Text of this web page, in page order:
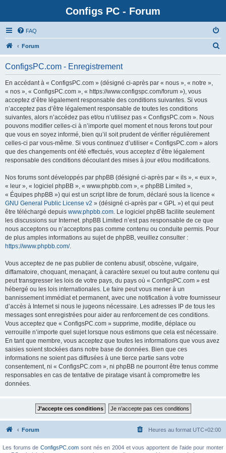
Configs PC - Forum
FAQ
Forum
ConfigsPC.com - Enregistrement
En accédant à « ConfigsPC.com » (désigné ci-après par « nous », « notre »,
« nos », « ConfigsPC.com », « https://www.configspc.com/forum »), vous
acceptez d’être légalement responsable des conditions suivantes. Si vous
n’acceptez pas d’être légalement responsable de toutes les conditions
suivantes, alors n’accédez pas et/ou n’utilisez pas « ConfigsPC.com ». Nous
pouvons modifier celles-ci à n’importe quel moment et nous ferons tout pour
que vous en soyez informé, bien qu’il soit prudent de vérifier régulièrement
celles-ci par vous-même. Si vous continuez d’utiliser « ConfigsPC.com » alors
que des changements ont été effectués, vous acceptez d’être légalement
responsable des conditions découlant des mises à jour et/ou modifications.
Nos forums sont développés par phpBB (désigné ci-après par « ils », « eux »,
« leur », « logiciel phpBB », « www.phpbb.com », « phpBB Limited »,
« Équipes phpBB ») qui est un script libre de forum, déclaré sous la licence «
GNU General Public License v2 » (désigné ci-après par « GPL ») et qui peut
être téléchargé depuis www.phpbb.com. Le logiciel phpBB facilite seulement
les discussions sur Internet. phpBB Limited n’est pas responsable de ce que
nous acceptons ou n’acceptons pas comme contenu ou conduite permis. Pour
de plus amples informations au sujet de phpBB, veuillez consulter :
https://www.phpbb.com/.
Vous acceptez de ne pas publier de contenu abusif, obscène, vulgaire,
diffamatoire, choquant, menaçant, à caractère sexuel ou tout autre contenu qui
peut transgresser les lois de votre pays, du pays où « ConfigsPC.com » est
hébergé ou les lois internationales. Le faire peut vous mener à un
bannissement immédiat et permanent, avec une notification à votre fournisseur
d’accès à Internet si nous le jugeons nécessaire. Les adresses IP de tous les
messages sont enregistrées pour aider au renforcement de ces conditions.
Vous acceptez que « ConfigsPC.com » supprime, modifie, déplace ou
verrouille n’importe quel sujet lorsque nous estimons que cela est nécessaire.
En tant que membre, vous acceptez que toutes les informations que vous avez
saisies soient stockées dans notre base de données. Bien que ces
informations ne soient pas diffusées à une tierce partie sans votre
consentement, ni « ConfigsPC.com », ni phpBB ne pourront être tenus comme
responsables en cas de tentative de piratage visant à compromettre les
données.
Forum Heures au format UTC+02:00
Les forums deConfigsPC.com sont nés en 2004 et vous apportent de l'aide pour monter